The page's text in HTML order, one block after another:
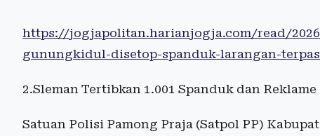
https://jogjapolitan.harianjogja.com/read/
gunungkidul-disetop-spanduk-larangan-
2.Sleman Tertibkan 1.001 Spanduk dan
Satuan Polisi Pamong Praja (Satpol PP)